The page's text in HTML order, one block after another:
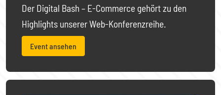
Der Digital Bash – E-Commerce gehört zu den
Highlights unserer Web-Konferenzreihe.
Event ansehen